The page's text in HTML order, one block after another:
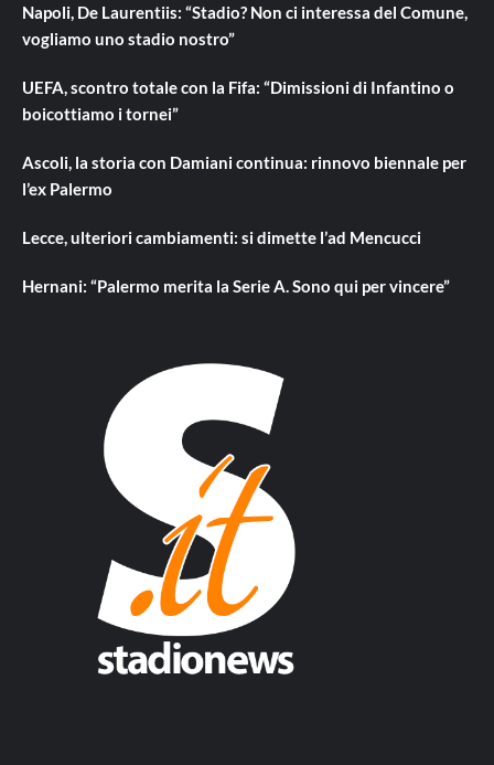
Napoli, De Laurentiis: “Stadio? Non ci interessa del Comune,
vogliamo uno stadio nostro”
UEFA, scontro totale con la Fifa: “Dimissioni di Infantino o
boicottiamo i tornei”
Ascoli, la storia con Damiani continua: rinnovo biennale per
l’ex Palermo
Lecce, ulteriori cambiamenti: si dimette l’ad Mencucci
Hernani: “Palermo merita la Serie A. Sono qui per vincere”